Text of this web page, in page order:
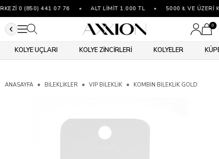
0 (850) 441 07 76 ALT LİMİT 1.000 TL 5000 ₺ VE ÜZERİ
0
KOLYE UÇLARI KOLYE ZİNCİRLERİ KOLYELER
ANASAYFA BİLEKLİKLER VIP BILEKLIK KOMBIN BILEKLIK GOLD